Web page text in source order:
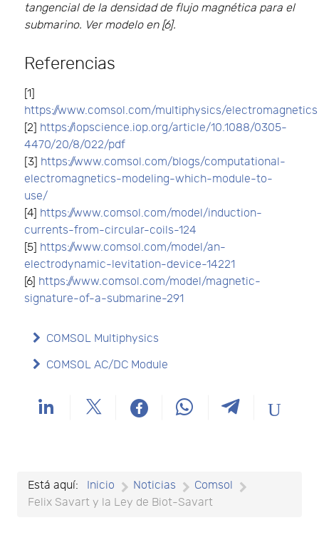
tangencial de la densidad de flujo magnética para el
submarino. Ver modelo en [6].
Referencias
[1]
https://www.comsol.com/multiphysics/electromagnetics
[2] https://iopscience.iop.org/article/10.1088/0305-
4470/20/8/022/pdf
[3] https://www.comsol.com/blogs/computational-
electromagnetics-modeling-which-module-to-
use/
[4] https://www.comsol.com/model/induction-
currents-from-circular-coils-124
[5] https://www.comsol.com/model/an-
electrodynamic-levitation-device-14221
[6] https://www.comsol.com/model/magnetic-
signature-of-a-submarine-291
COMSOL Multiphysics
COMSOL AC/DC Module
Está aquí: Inicio Noticias
Comsol
Felix Savart y la Ley de Biot-Savart